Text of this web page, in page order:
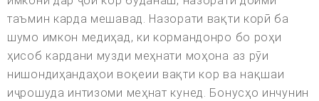
таъмин карда мешавад. Назорати вақти корӣ ба
шумо имкон медиҳад, ки кормандонро бо роҳи
ҳисоб кардани музди меҳнати моҳона аз рӯи
нишондиҳандаҳои воқеии вақти кор ва нақшаи
иҷрошуда интизоми меҳнат кунед. Бонусҳо инчунин